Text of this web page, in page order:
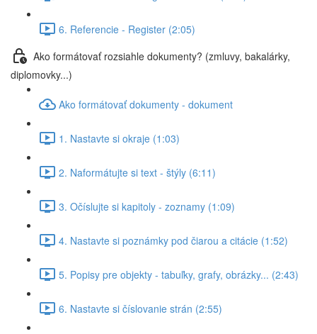
6. Referencie - Register (2:05)
Ako formátovať rozsiahle dokumenty? (zmluvy, bakalárky,
diplomovky...)
Ako formátovať dokumenty - dokument
1. Nastavte si okraje (1:03)
2. Naformátujte si text - štýly (6:11)
3. Očíslujte si kapitoly - zoznamy (1:09)
4. Nastavte si poznámky pod čiarou a citácie (1:52)
5. Popisy pre objekty - tabuľky, grafy, obrázky... (2:43)
6. Nastavte si číslovanie strán (2:55)